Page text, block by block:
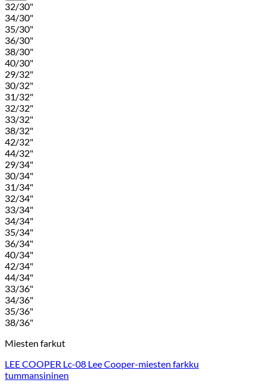
32/30"
34/30"
35/30"
36/30"
38/30"
40/30"
29/32"
30/32"
31/32"
32/32"
33/32"
38/32"
42/32"
44/32"
29/34"
30/34"
31/34"
32/34"
33/34"
34/34"
35/34"
36/34"
40/34"
42/34"
44/34"
33/36"
34/36"
35/36"
38/36"
Miesten farkut
LEE COOPER Lc-08 Lee Cooper-miesten farkku
tummansininen